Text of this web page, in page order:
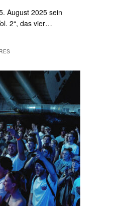
August 2025 sein
2“, das vier…